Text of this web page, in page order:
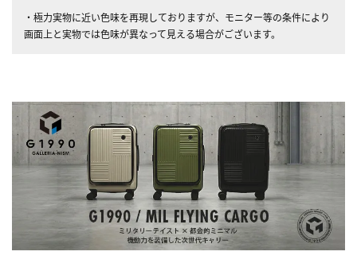
・極力実物に近い色味を再現しておりますが、モニター等の条件により
画面上と実物では色味が異なって見える場合がございます。